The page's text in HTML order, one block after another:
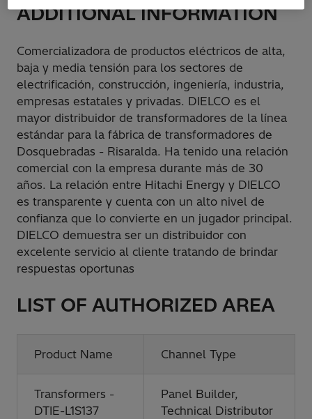
ADDITIONAL INFORMATION
Comercializadora de productos eléctricos de alta,
baja y media tensión para los sectores de
electrificación, construcción, ingeniería, industria,
empresas estatales y privadas. DIELCO es el
mayor distribuidor de transformadores de la línea
estándar para la fábrica de transformadores de
Dosquebradas - Risaralda. Ha tenido una relación
comercial con la empresa durante más de 30
años. La relación entre Hitachi Energy y DIELCO
es transparente y cuenta con un alto nivel de
confianza que lo convierte en un jugador principal.
DIELCO demuestra ser un distribuidor con
excelente servicio al cliente tratando de brindar
respuestas oportunas
LIST OF AUTHORIZED AREA
Product Name Channel Type
Transformers -
DTIE-L1S137
Panel Builder,
Technical Distributor